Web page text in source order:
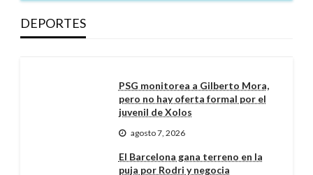
DEPORTES
PSG monitorea a Gilberto Mora,
pero no hay oferta formal por el
juvenil de Xolos
agosto 7, 2026
El Barcelona gana terreno en la
puja por Rodri y negocia